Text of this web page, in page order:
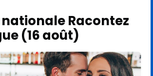
Racontez
(16 août)